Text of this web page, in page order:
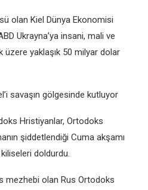
olan Kiel Dünya Ekonomisi
Ukrayna’ya insani, mali ve
yaklaşık 50 milyar dolar
savaşın gölgesinde kutluyor
Hristiyanlar, Ortodoks
şiddetlendiği Cuma akşamı
doldurdu.
mezhebi olan Rus Ortodoks